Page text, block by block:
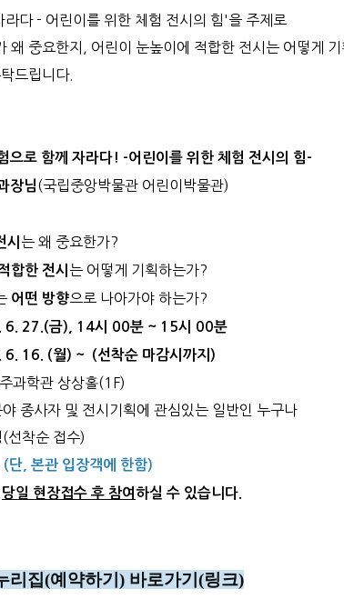
다 - 어린이를 위한 체험 전시의 힘'을 주제로
왜 중요한지, 어린이 눈높이에 적합한 전시는 어떻게
드립니다.
으로 함께 자라다! -어린이를 위한 체험 전시의 힘-
장님 (국립중앙박물관 어린이박물관)
시 는 왜 중요한가?
합한 전시 는 어떻게 기획하는가?
어떤 방향으로 나아가야 하는가?
6. 27.(금), 14시 00분 ~ 15시 00분
6. 16. (월) ~ (선착순 마감시까지)
과학관 상상홀(1F)
종사자 및 전시기획에 관심있는 일반인 누구나
착순 접수)
(단, 본관 입장객에 한함)
당일 현장접수 후 참여 하실 수 있습니다.
리집(예약하기) 바로가기(링크)